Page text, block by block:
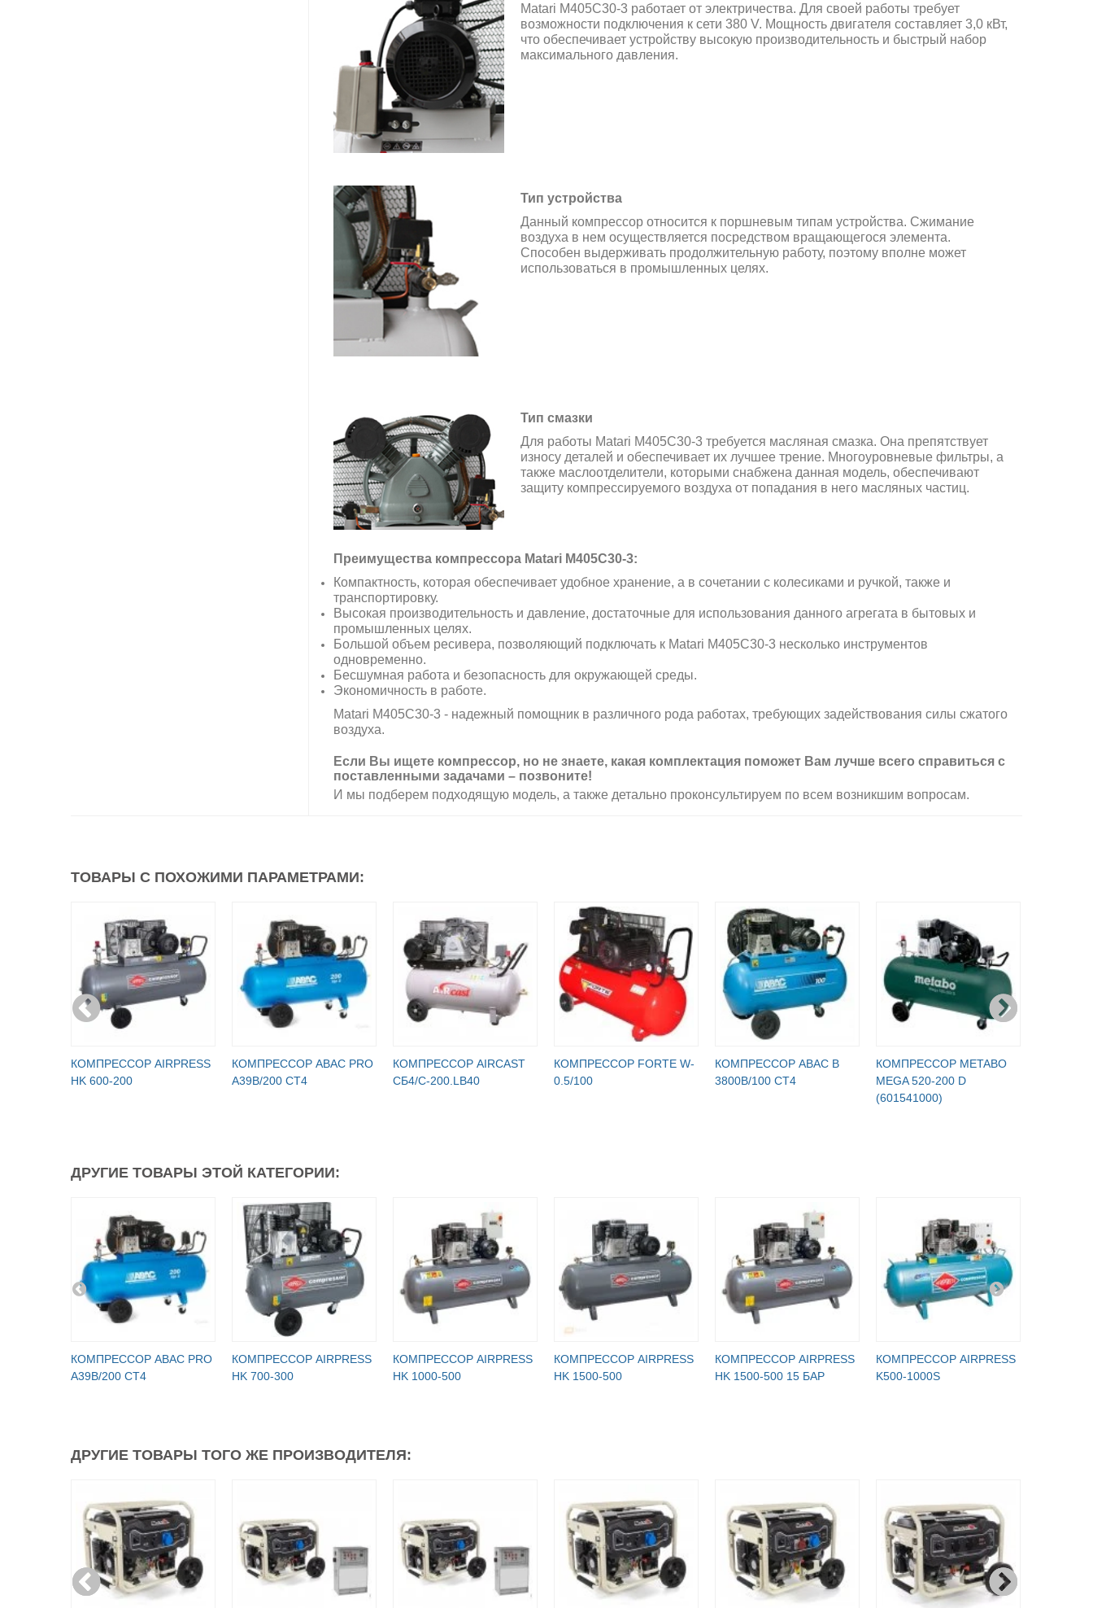
Matari M405C30-3 работает от электричества. Для своей работы требует
возможности подключения к сети 380 V. Мощность двигателя составляет 3,0 кВт,
что обеспечивает устройству высокую производительность и быстрый набор
максимального давления.
Тип устройства
Данный компрессор относится к поршневым типам устройства. Сжимание
воздуха в нем осуществляется посредством вращающегося элемента.
Способен выдерживать продолжительную работу, поэтому вполне может
использоваться в промышленных целях.
Тип смазки
Для работы Matari M405C30-3 требуется масляная смазка. Она препятствует
износу деталей и обеспечивает их лучшее трение. Многоуровневые фильтры, а
также маслоотделители, которыми снабжена данная модель, обеспечивают
защиту компрессируемого воздуха от попадания в него масляных частиц.
Преимущества компрессора Matari M405C30-3:
Компактность, которая обеспечивает удобное хранение, а в сочетании с колесиками и ручкой, также и
транспортировку.
Высокая производительность и давление, достаточные для использования данного агрегата в бытовых и
промышленных целях.
Большой объем ресивера, позволяющий подключать к Matari M405C30-3 несколько инструментов
одновременно.
Бесшумная работа и безопасность для окружающей среды.
Экономичность в работе.
Matari M405C30-3 - надежный помощник в различного рода работах, требующих задействования силы сжатого
воздуха.
Если Вы ищете компрессор, но не знаете, какая комплектация поможет Вам лучше всего справиться с
поставленными задачами – позвоните!
И мы подберем подходящую модель, а также детально проконсультируем по всем возникшим вопросам.
ТОВАРЫ С ПОХОЖИМИ ПАРАМЕТРАМИ:
КОМПРЕССОР AIRPRESS
HK 600-200
КОМПРЕССОР ABAC PRO
A39B/200 CT4
КОМПРЕССОР AIRCAST
СБ4/С-200.LB40
КОМПРЕССОР FORTE W-
0.5/100
КОМПРЕССОР ABAC B
3800B/100 CT4
КОМПРЕССОР METABO
MEGA 520-200 D
(601541000)
ДРУГИЕ ТОВАРЫ ЭТОЙ КАТЕГОРИИ:
КОМПРЕССОР ABAC PRO
A39B/200 CT4
КОМПРЕССОР AIRPRESS
HK 700-300
КОМПРЕССОР AIRPRESS
HK 1000-500
КОМПРЕССОР AIRPRESS
HK 1500-500
КОМПРЕССОР AIRPRESS
HK 1500-500 15 БАР
КОМПРЕССОР AIRPRESS
K500-1000S
ДРУГИЕ ТОВАРЫ ТОГО ЖЕ ПРОИЗВОДИТЕЛЯ: